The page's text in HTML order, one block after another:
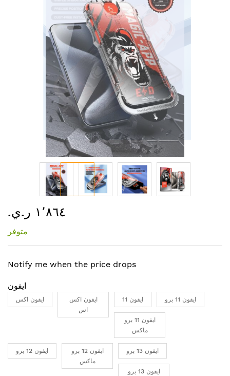
إلى
معرض
الصور
١٬٨٦٤ ر.ي.‏
متوفر
Notify me when the price drops
ايفون
ايفون اكس
ايفون اكس
اس
ايفون 11 ايفون 11 برو
ايفون 11 برو
ماكس
ايفون 12 برو
ايفون 12 برو
ماكس
ايفون 13 برو
ايفون 13 برو